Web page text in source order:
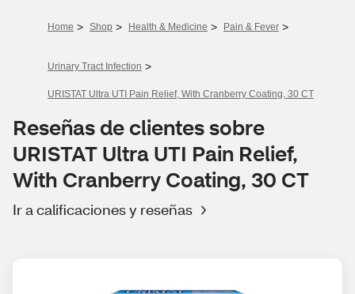
Home > Shop > Health & Medicine > Pain & Fever >
Urinary Tract Infection >
URISTAT Ultra UTI Pain Relief, With Cranberry Coating, 30 CT
Reseñas de clientes sobre
URISTAT Ultra UTI Pain Relief,
With Cranberry Coating, 30 CT
Ir a calificaciones y reseñas